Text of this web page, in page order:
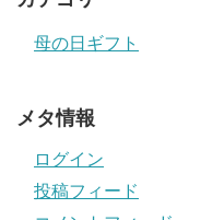
母の日ギフト
メタ情報
ログイン
投稿フィード